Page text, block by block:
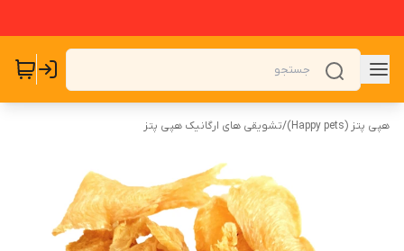
هپی پتز (Happy pets) /تشویقی های ارگانیک هپی پتز